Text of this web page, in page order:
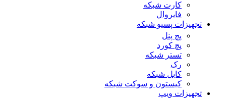
کارت شبکه
فایروال
تجهیزات پسیو شبکه
پچ پنل
پچ کورد
تستر شبکه
رک
کابل شبکه
کیستون و سوکت شبکه
تجهیزات ویپ